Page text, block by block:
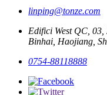
linping@tonze.com
Edifici West QC,
Binhai, Haojiang,
0754-88118888